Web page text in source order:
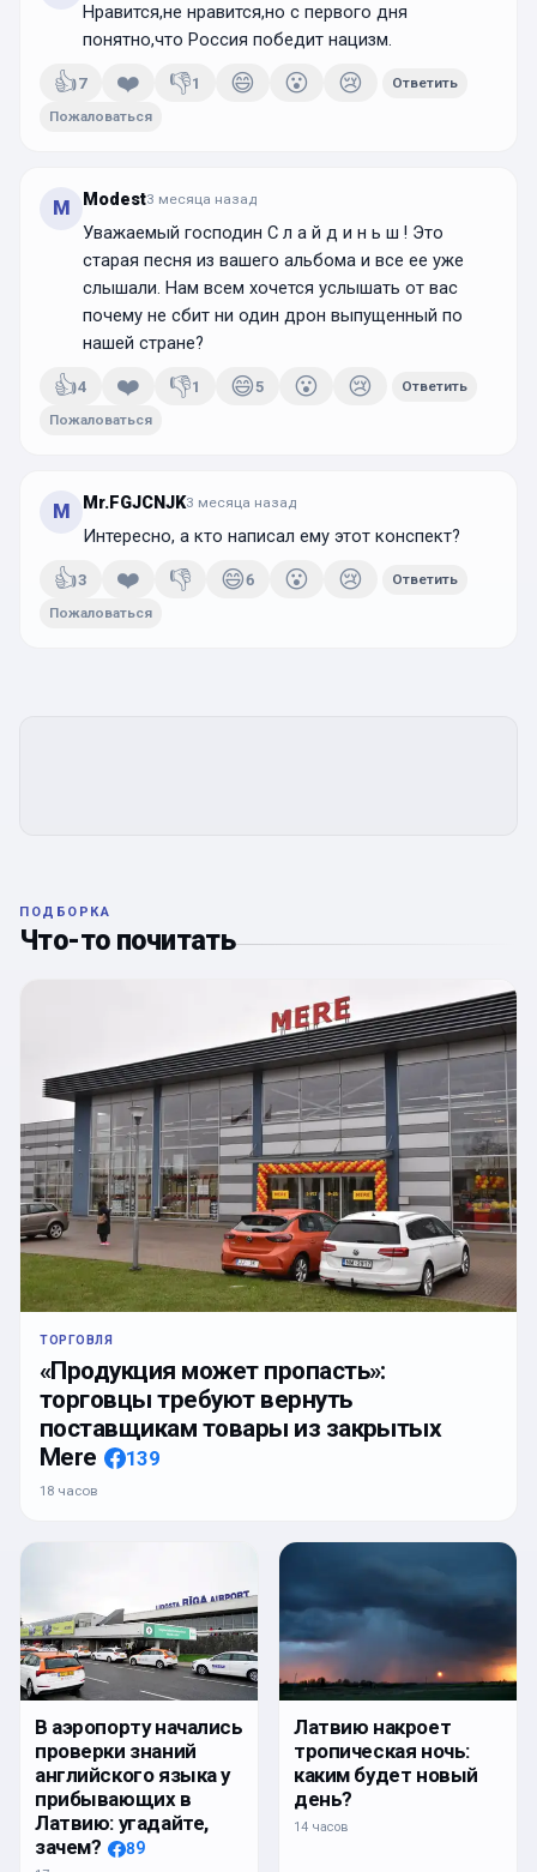
Нравится,не нравится,но с первого дня
понятно,что Россия победит нацизм.
👍7 ❤️ 👎1 😄 😮 😢 Ответить
Пожаловаться
M Modest3 месяца назад
Уважаемый господин С л а й д и н ь ш ! Это
старая песня из вашего альбома и все ее уже
слышали. Нам всем хочется услышать от вас
почему не сбит ни один дрон выпущенный по
нашей стране?
👍4 ❤️ 👎1 😄5 😮 😢 Ответить
Пожаловаться
M Mr.FGJCNJK3 месяца назад
Интересно, а кто написал ему этот конспект?
👍3 ❤️ 👎 😄6 😮 😢 Ответить
Пожаловаться
ПОДБОРКА
Что-то почитать
ТОРГОВЛЯ
«Продукция может пропасть»:
торговцы требуют вернуть
поставщикам товары из закрытых
Mere
139
18 часов
В аэропорту начались
проверки знаний
английского языка у
прибывающих в
Латвию: угадайте,
зачем?
89
Латвию накроет
тропическая ночь:
каким будет новый
день?
14 часов